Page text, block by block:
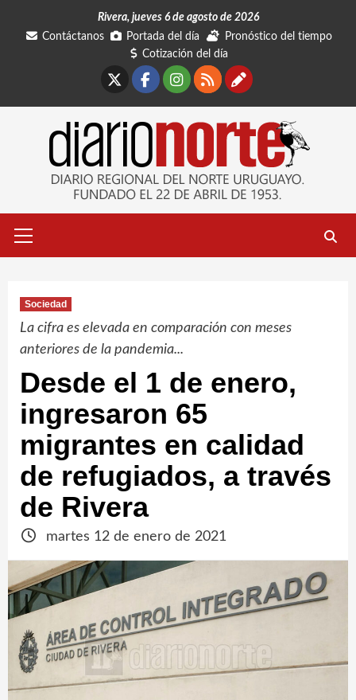
Rivera, jueves 6 de agosto de 2026
Contáctanos
Portada del día
Pronóstico del tiempo
Cotización del día
Facebook
Instagram
RSSContáctanos
primario
Sociedad
La cifra es elevada en comparación con meses
anteriores de la pandemia...
Desde el 1 de enero,
ingresaron 65
migrantes en calidad
de refugiados, a través
de Rivera
martes 12 de enero de 2021